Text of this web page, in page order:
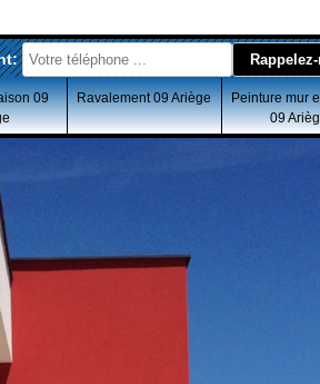
09
Ravalement 09 Ariège
Peinture mur
09